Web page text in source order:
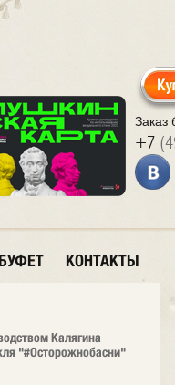
Заказ
+7
КОНТАКТЫ
Калягина
"#Осторожнобасни"